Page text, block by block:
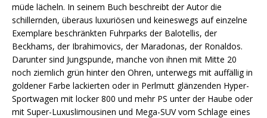
müde lächeln. In seinem Buch beschreibt der Autor die
schillernden, überaus luxuriösen und keineswegs auf einzelne
Exemplare beschränkten Fuhrparks der Balotellis, der
Beckhams, der Ibrahimovics, der Maradonas, der Ronaldos.
Darunter sind Jungspunde, manche von ihnen mit Mitte 20
noch ziemlich grün hinter den Ohren, unterwegs mit auffällig in
goldener Farbe lackierten oder in Perlmutt glänzenden Hyper-
Sportwagen mit locker 800 und mehr PS unter der Haube oder
mit Super-Luxuslimousinen und Mega-SUV vom Schlage eines